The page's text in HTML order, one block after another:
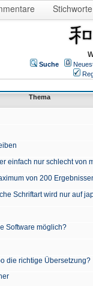
Stichworte
Suche
Thema
einfach nur schlecht von
von 200
Schriftart wird nur auf
Software möglich?
die richtige Übersetzung?